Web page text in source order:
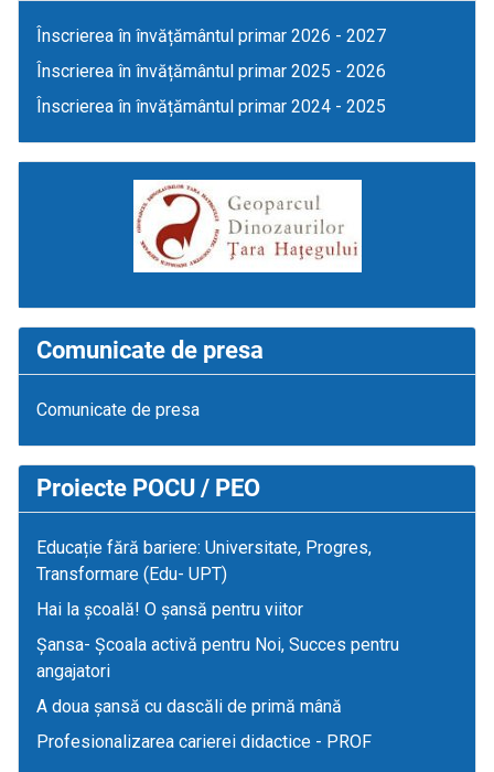
Înscrierea în învățământul primar 2026 - 2027
Înscrierea în învățământul primar 2025 - 2026
Înscrierea în învățământul primar 2024 - 2025
Comunicate de presa
Comunicate de presa
Proiecte POCU / PEO
Educație fără bariere: Universitate, Progres,
Transformare (Edu- UPT)
Hai la școală! O șansă pentru viitor
Șansa- Școala activă pentru Noi, Succes pentru
angajatori
A doua șansă cu dascăli de primă mână
Profesionalizarea carierei didactice - PROF